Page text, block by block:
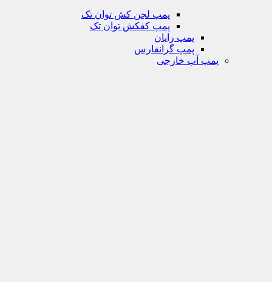
پمپ لجن کش توان تک
پمپ کفکش توان تک
پمپ رایان
پمپ گرانفارس
پمپ آب خارجی